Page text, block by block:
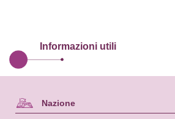
Informazioni utili
Nazione